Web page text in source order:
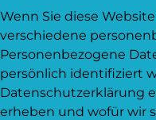
Wenn Sie diese
verschiedene
Personenbezogene
persönlich identifiziert
Datenschutzerklärung
erheben und wofür wir